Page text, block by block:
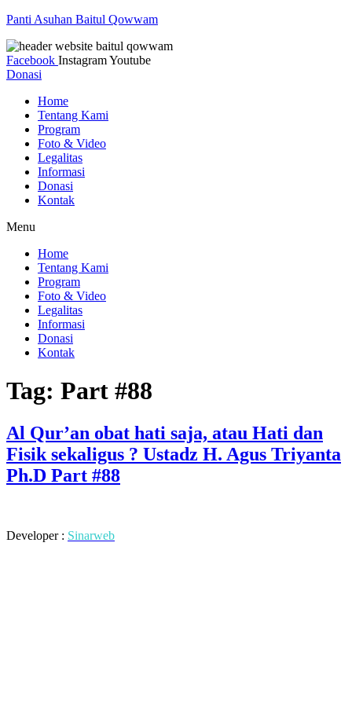
Panti Asuhan Baitul Qowwam
Facebook InstagramYoutube
Donasi
Home
Tentang Kami
Program
Foto & Video
Legalitas
Informasi
Donasi
Kontak
Menu
Home
Tentang Kami
Program
Foto & Video
Legalitas
Informasi
Donasi
Kontak
Tag: Part #88
Al Qur’an obat hati saja, atau Hati dan
Fisik sekaligus ? Ustadz H. Agus Triyanta
Ph.D Part #88
Developer : Sinarweb